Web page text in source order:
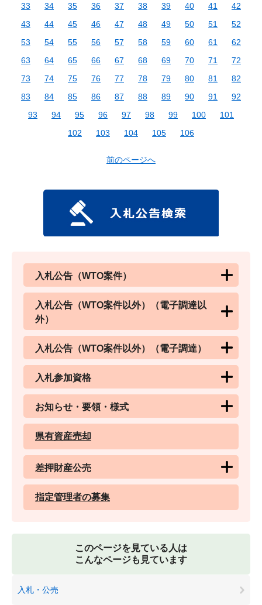
33
34 35 36 37 38 39 40 41
42
43
44 45 46 47 48 49 50 51
52
53
54 55 56 57 58 59 60 61
62
63
64 65 66 67 68 69 70 71
72
73
74 75 76 77 78 79 80 81
82
83
84 85 86 87 88 89 90 91
92
93
94 95 96 97 98 99 100
101
102
103 104 105 106
前のページへ
入札公告（WTO案件）
入札公告（WTO案件以外）（電子調達以
外）
入札公告（WTO案件以外）（電子調達）
入札参加資格
お知らせ・要領・様式
県有資産売却
差押財産公売
指定管理者の募集
このページを見ている人は
こんなページも見ています
入札・公売